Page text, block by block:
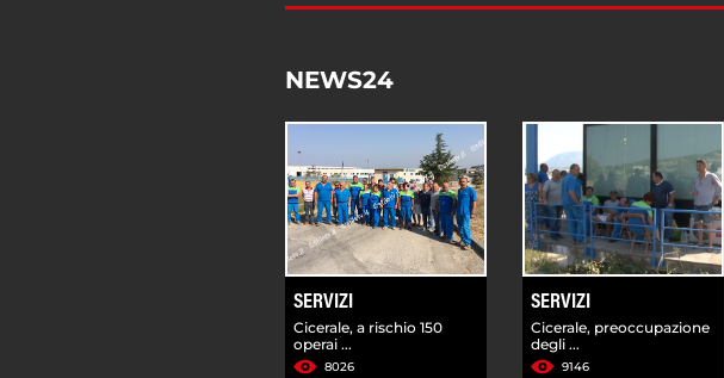
NEWS24
SERVIZI
Cicerale, a rischio 150
operai ...
8026
SERVIZI
Cicerale, preoccupazione
degli ...
9146